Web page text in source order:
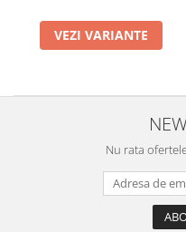
VEZI VARIANTE
Nu rata